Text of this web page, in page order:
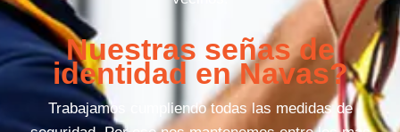
Nuestras señas de
identidad en Navas?
Trabajamos cumpliendo todas las medidas de